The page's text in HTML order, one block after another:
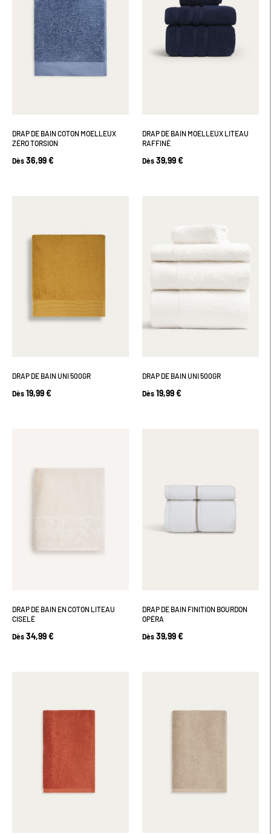
DRAP DE BAIN COTON MOELLEUX
ZÉRO TORSION
Dès 36,99 €
DRAP DE BAIN MOELLEUX LITEAU
RAFFINÉ
Dès 39,99 €
DRAP DE BAIN UNI 500GR
Dès 19,99 €
DRAP DE BAIN UNI 500GR
Dès 19,99 €
DRAP DE BAIN EN COTON LITEAU
CISELÉ
Dès 34,99 €
DRAP DE BAIN FINITION BOURDON
OPÉRA
Dès 39,99 €